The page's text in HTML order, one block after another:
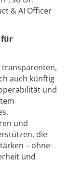
& AI Officer
für
transparenten,
auch künftig
und
und
die
– ohne
und